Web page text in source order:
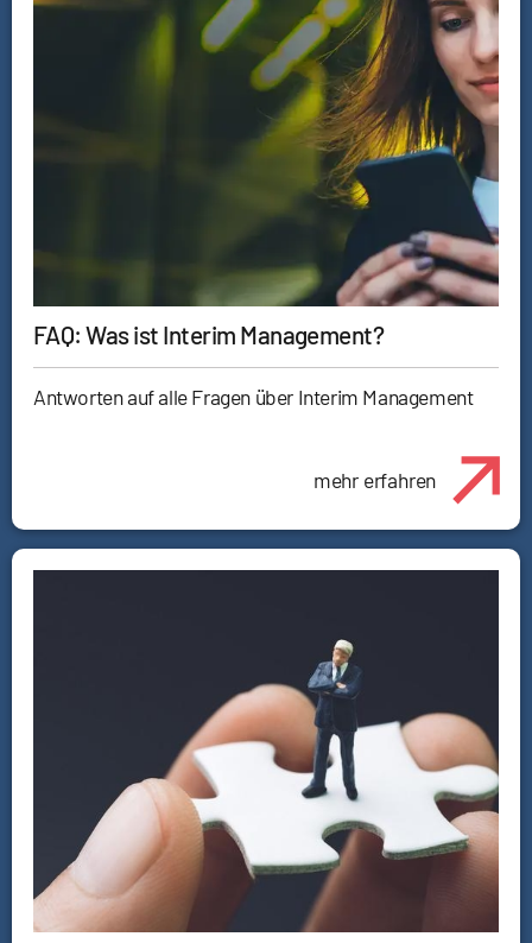
FAQ: Was ist Interim Management?
Antworten auf alle Fragen über Interim Management
mehr erfahren